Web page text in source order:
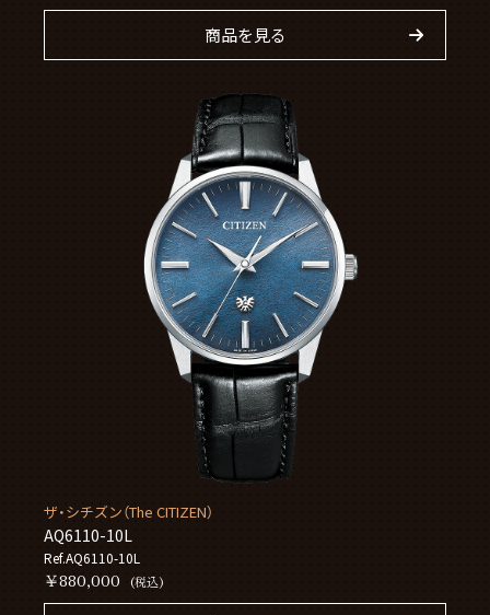
商品を見る
ザ・シチズン（The CITIZEN）
AQ6110-10L
Ref.AQ6110-10L
￥880,000 (税込)